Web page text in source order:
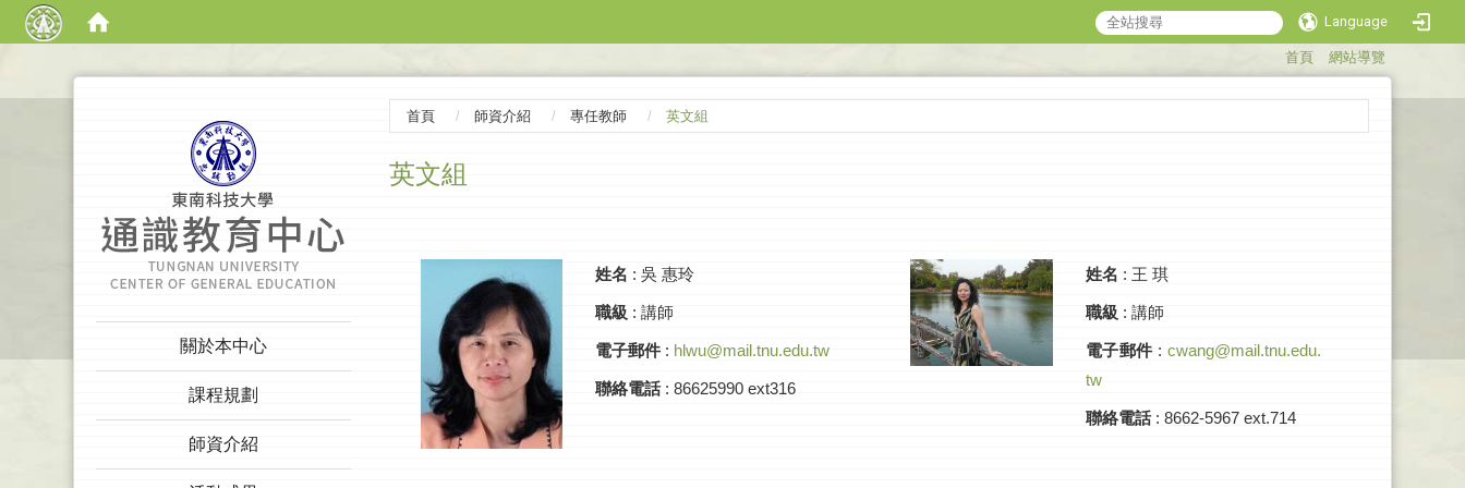
Language
首頁 網站導覽
關於本中心
課程規劃
師資介紹
首頁 師資介紹 專任教師 英文組
英文組
姓名 :吳 惠玲
職級 : 講師
電子郵件 : hlwu@mail.tnu.edu.tw
聯絡電話 : 86625990 ext316
姓名 : 王 琪
職級 : 講師
電子郵件 : cwang@mail.tnu.edu.
tw
聯絡電話 : 8662-5967 ext.714